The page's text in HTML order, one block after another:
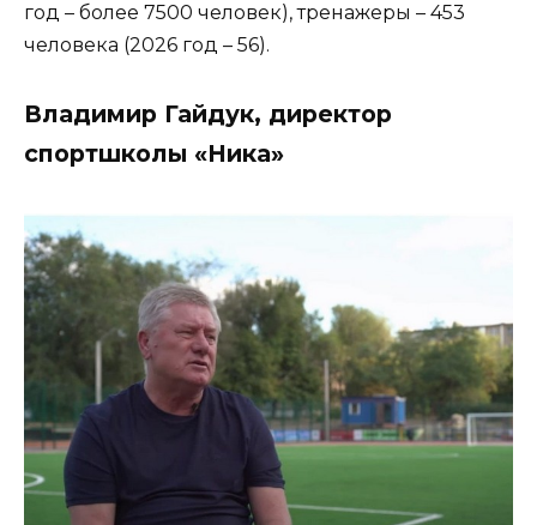
год – более 7500 человек), тренажеры – 453
человека (2026 год – 56).
Владимир Гайдук, директор
спортшколы «Ника»